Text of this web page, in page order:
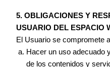
5. OBLIGACIONES Y
USUARIO DEL ESPACIO
El Usuario se compromete
Hacer un uso adecuado
de los contenidos y